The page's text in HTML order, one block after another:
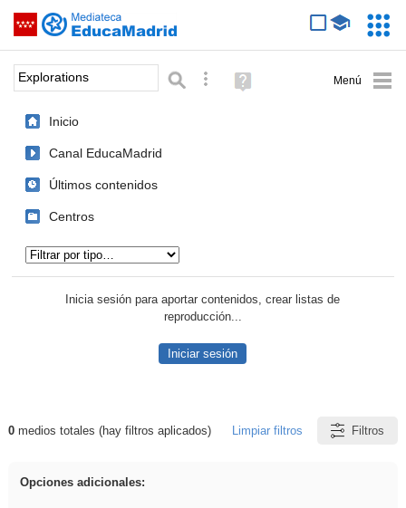
Saltar navegación
Palabra o frase: Búsqueda avanzada
Ayuda
(en
Inicio
Canal EducaMadrid
Últimos contenidos
Centros
Inicia sesión para aportar contenidos, crear listas de
reproducción...
Iniciar sesión
Resultados de: Explorations
0medios totales (hay filtros aplicados) Limpiar filtros Filtros
Opciones adicionales: